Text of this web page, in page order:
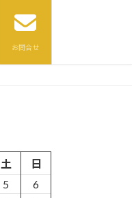
お問合せ
土
日
5
6